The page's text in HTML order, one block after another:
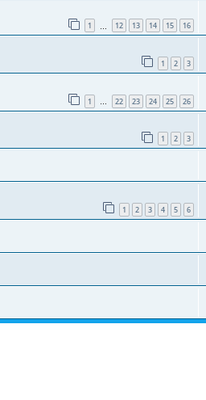
1 12 13 14 15 16
1 2 3
1 … 22 23 24 25 26
1 2 3
1 2 3 4 5 6